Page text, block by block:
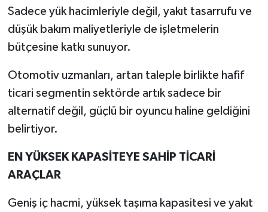
Sadece yük hacimleriyle değil, yakıt tasarrufu ve
düşük bakım maliyetleriyle de işletmelerin
bütçesine katkı sunuyor.
Otomotiv uzmanları, artan taleple birlikte hafif
ticari segmentin sektörde artık sadece bir
alternatif değil, güçlü bir oyuncu haline geldiğini
belirtiyor.
EN YÜKSEK KAPASİTEYE SAHİP TİCARİ
ARAÇLAR
Geniş iç hacmi, yüksek taşıma kapasitesi ve yakıt